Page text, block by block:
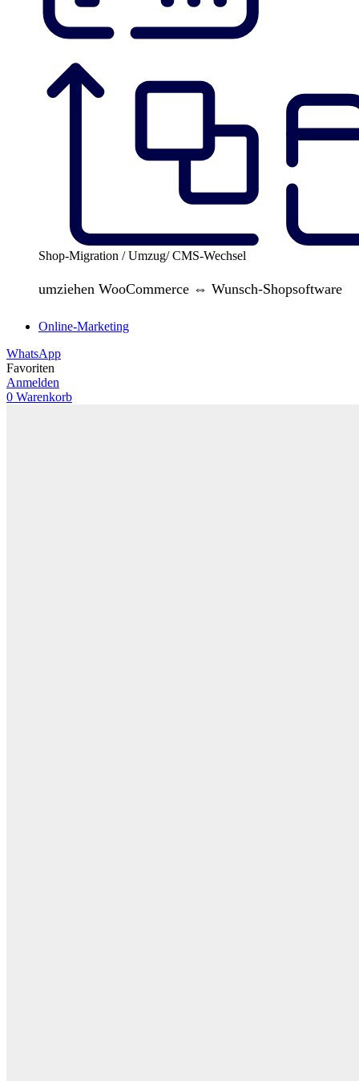
Shop-Migration / Umzug/ CMS-Wechsel
umziehen WooCommerce ⇔ Wunsch-Shopsoftware
Online-Marketing
WhatsApp
Favoriten
Anmelden
0 Warenkorb